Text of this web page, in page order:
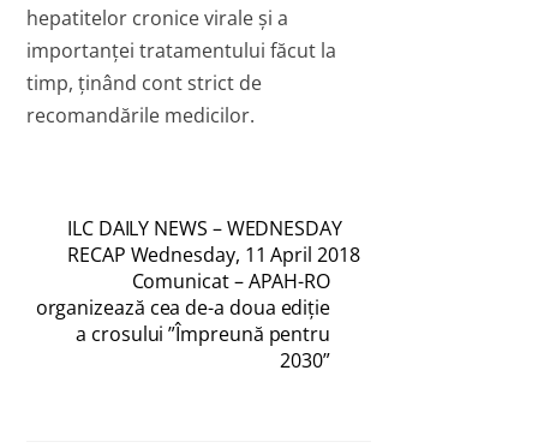
hepatitelor cronice virale și a
importanței tratamentului făcut la
timp, ținând cont strict de
recomandările medicilor.
ILC DAILY NEWS – WEDNESDAY
RECAP Wednesday, 11 April 2018
Comunicat – APAH-RO
organizează cea de-a doua ediție
a crosului ”Împreună pentru
2030”